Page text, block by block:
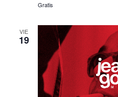
Gratis
VIE
19